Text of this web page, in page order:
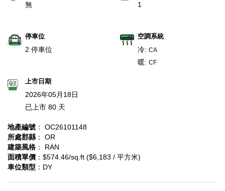
無 1
停車位
2 停車位
空調系統
冷: CA
暖: CF
上市日期
2026年05月18日
已上市 80 天
地產編號 ： OC26101148
所處郡縣 ： OR
建築風格 ： RAN
面積單價 ：$574.46/sq.ft ($6,183 / 平方米)
車位類型 ：DY